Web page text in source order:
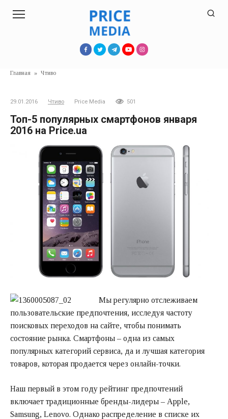
Главная » Чтиво
29.01.2016 Чтиво Price Media 501
Топ-5 популярных смартфонов января
2016 на Price.ua
Мы регулярно отслеживаем
пользовательские предпочтения, исследуя частоту
поисковых переходов на сайте, чтобы понимать
состояние рынка. Смартфоны – одна из самых
популярных категорий сервиса, да и лучшая категория
товаров, которая продается через онлайн-точки.
Наш первый в этом году рейтинг предпочтений
включает традиционные бренды-лидеры – Apple,
Samsung, Lenovo. Однако распределение в списке их